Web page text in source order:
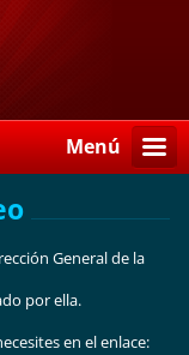
Menú
General de la
por ella.
en el enlace: